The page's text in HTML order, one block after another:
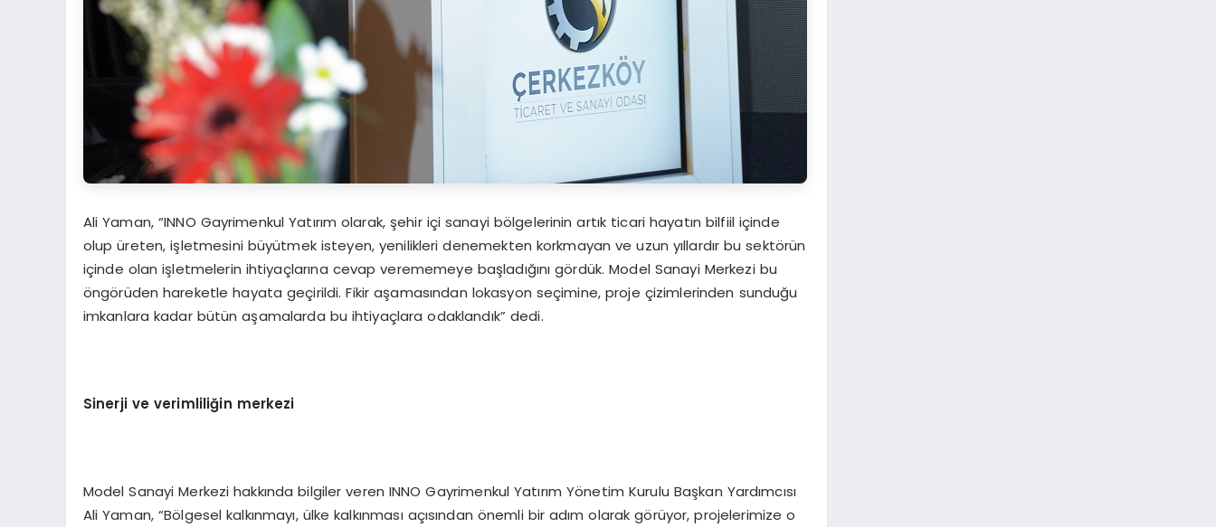
Ali Yaman, “INNO Gayrimenkul Yatırım olarak, şehir içi sanayi bölgelerinin artık ticari hayatın bilfiil içinde
olup üreten, işletmesini büyütmek isteyen, yenilikleri denemekten korkmayan ve uzun yıllardır bu sektörün
içinde olan işletmelerin ihtiyaçlarına cevap verememeye başladığını gördük. Model Sanayi Merkezi bu
öngörüden hareketle hayata geçirildi. Fikir aşamasından lokasyon seçimine, proje çizimlerinden sunduğu
imkanlara kadar bütün aşamalarda bu ihtiyaçlara odaklandık” dedi.
Sinerji ve verimliliğin merkezi
Model Sanayi Merkezi hakkında bilgiler veren INNO Gayrimenkul Yatırım Yönetim Kurulu Başkan Yardımcısı
Ali Yaman, “Bölgesel kalkınmayı, ülke kalkınması açısından önemli bir adım olarak görüyor, projelerimize o